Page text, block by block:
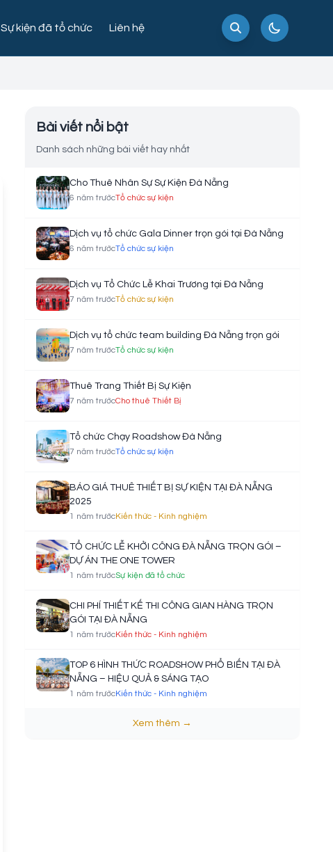
Sự kiện đã tổ chức Liên hệ
Bài viết nổi bật
Danh sách những bài viết hay nhất
Cho Thuê Nhân Sự Sự Kiện Đà Nẵng
6 năm trướcTổ chức sự kiện
Dịch vụ tổ chức Gala Dinner trọn gói tại Đà Nẵng
6 năm trướcTổ chức sự kiện
Dịch vụ Tổ Chức Lễ Khai Trương tại Đà Nẵng
7 năm trướcTổ chức sự kiện
Dịch vụ tổ chức team building Đà Nẵng trọn gói
7 năm trướcTổ chức sự kiện
Thuê Trang Thiết Bị Sự Kiện
7 năm trướcCho thuê Thiết Bị
Tổ chức Chạy Roadshow Đà Nẵng
7 năm trướcTổ chức sự kiện
BÁO GIÁ THUÊ THIẾT BỊ SỰ KIỆN TẠI ĐÀ NẴNG
2025
1 năm trướcKiến thức - Kinh nghiệm
TỔ CHỨC LỄ KHỞI CÔNG ĐÀ NẴNG TRỌN GÓI –
DỰ ÁN THE ONE TOWER
1 năm trướcSự kiện đã tổ chức
CHI PHÍ THIẾT KẾ THI CÔNG GIAN HÀNG TRỌN
GÓI TẠI ĐÀ NẴNG
1 năm trướcKiến thức - Kinh nghiệm
TOP 6 HÌNH THỨC ROADSHOW PHỔ BIẾN TẠI ĐÀ
NẴNG – HIỆU QUẢ & SÁNG TẠO
1 năm trướcKiến thức - Kinh nghiệm
Xem thêm →